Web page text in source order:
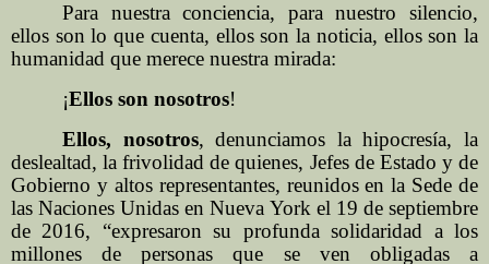
Para nuestra conciencia, para nuestro silencio,
ellos son lo que cuenta, ellos son la noticia, ellos son la
humanidad que merece nuestra mirada:
¡Ellos son nosotros!
Ellos, nosotros, denunciamos la hipocresía, la
deslealtad, la frivolidad de quienes, Jefes de Estado y de
Gobierno y altos representantes, reunidos en la Sede de
las Naciones Unidas en Nueva York el 19 de septiembre
de 2016, “expresaron su profunda solidaridad a los
millones de personas que se ven obligadas a